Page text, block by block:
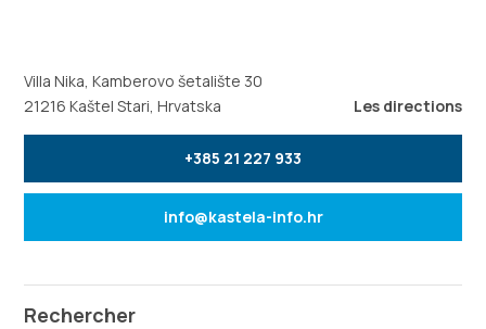
Villa Nika, Kamberovo šetalište 30
21216 Kaštel Stari, Hrvatska
Les directions
+385 21 227 933
info@kastela-info.hr
Rechercher